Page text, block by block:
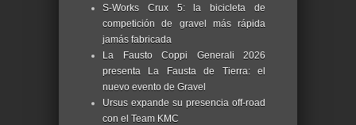
S-Works Crux 5: la bicicleta de
competición de gravel más rápida
jamás fabricada
La Fausto Coppi Generali 2026
presenta La Fausta de Tierra: el
nuevo evento de Gravel
Ursus expande su presencia off-road
con el Team KMC